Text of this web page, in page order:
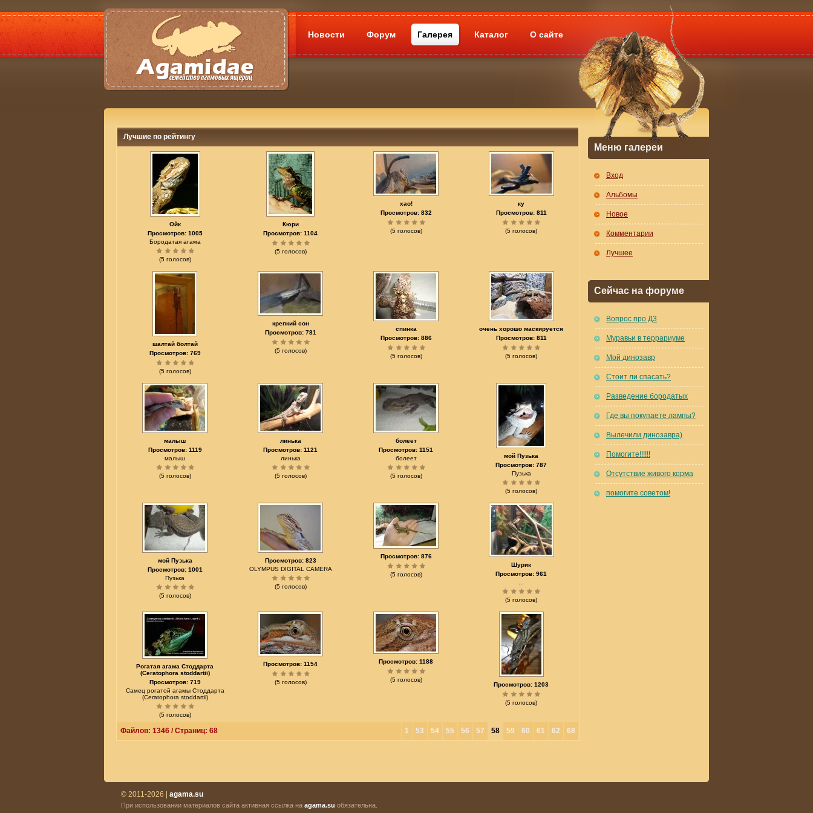
Новости Форум Галерея Каталог О сайте
Лучшие по рейтингу
Ойк
Просмотров: 1005
Бородатая агама
(5 голосов)
Кюри
Просмотров: 1104
(5 голосов)
хао!
Просмотров: 832
(5 голосов)
ку
Просмотров: 811
(5 голосов)
шалтай болтай
Просмотров: 769
(5 голосов)
крепкий сон
Просмотров: 781
(5 голосов)
спинка
Просмотров: 886
(5 голосов)
очень хорошо маскируется
Просмотров: 811
(5 голосов)
малыш
Просмотров: 1119
малыш
(5 голосов)
линька
Просмотров: 1121
линька
(5 голосов)
болеет
Просмотров: 1151
болеет
(5 голосов)
мой Пузька
Просмотров: 787
Пузька
(5 голосов)
мой Пузька
Просмотров: 1001
Пузька
(5 голосов)
Просмотров: 823
OLYMPUS DIGITAL CAMERA
(5 голосов)
Просмотров: 876
(5 голосов)
Шурик
Просмотров: 961
(5 голосов)
Рогатая агама Стоддарта
(Ceratophora stoddartii)
Просмотров: 719
Самец рогатой агамы Стоддарта
(Ceratophora stoddartii)
(5 голосов)
Просмотров: 1154
(5 голосов)
Просмотров: 1188
(5 голосов)
Просмотров: 1203
(5 голосов)
Файлов: 1346 / Страниц: 68 1 53 54 55 56 57 58 59 60 61 62 68
Меню галереи
Вход
Альбомы
Новое
Комментарии
Лучшее
Сейчас на форуме
Вопрос про Д3
Муравьи в террариуме
Мой динозавр
Стоит ли спасать?
Разведение бородатых
Где вы покупаете лампы?
Вылечили динозавра)
Помогите!!!!!!
Отсутствие живого корма
помогите советом!
© 2011-2026 | agama.su
При использовании материалов сайта активная ссылка на agama.su обязательна.